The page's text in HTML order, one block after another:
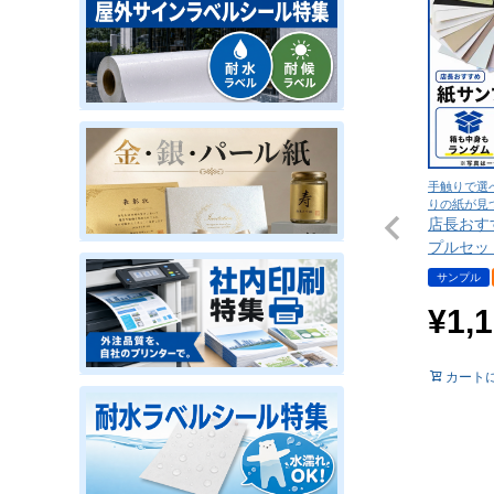
手触りで選
りの紙が見
店長お
プルセ
サンプル
¥
カート